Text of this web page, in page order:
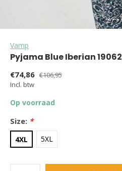
Vamp
Pyjama Blue Iberian 19062
€74,86 €106,95
Incl. btw
Op voorraad
Size: *
4XL 5XL